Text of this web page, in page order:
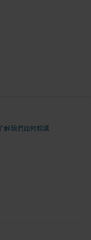
了解我們如何精選